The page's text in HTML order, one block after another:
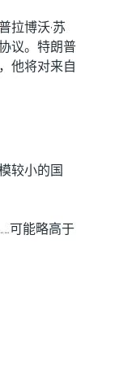
拉博沃·苏
议。特朗普
他将对来自
较小的国
可能略高于